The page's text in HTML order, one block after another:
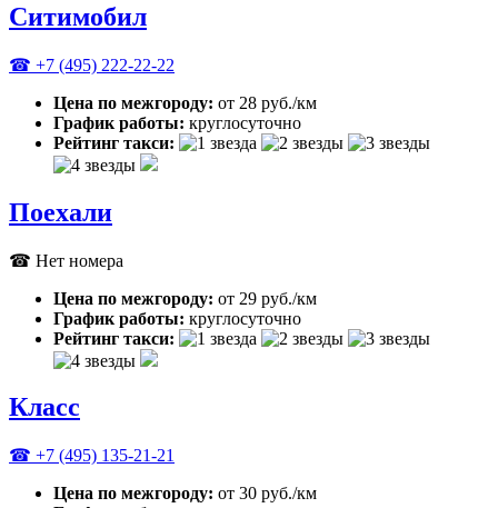
Ситимобил
☎ +7 (495) 222-22-22
Цена по межгороду: от 28 руб./км
График работы: круглосуточно
Рейтинг такси:
Поехали
☎ Нет номера
Цена по межгороду: от 29 руб./км
График работы: круглосуточно
Рейтинг такси:
Класс
☎ +7 (495) 135-21-21
Цена по межгороду: от 30 руб./км